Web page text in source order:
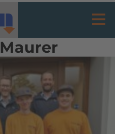
Maurer